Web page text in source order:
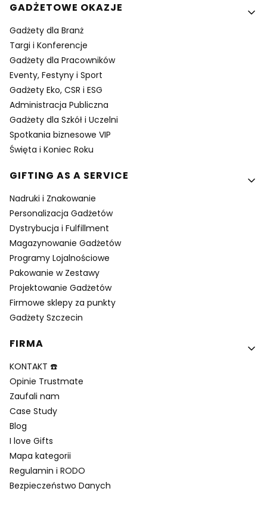
GADŻETOWE OKAZJE
Gadżety dla Branż
Targi i Konferencje
Gadżety dla Pracowników
Eventy, Festyny i Sport
Gadżety Eko, CSR i ESG
Administracja Publiczna
Gadżety dla Szkół i Uczelni
Spotkania biznesowe VIP
Święta i Koniec Roku
GIFTING AS A SERVICE
Nadruki i Znakowanie
Personalizacja Gadżetów
Dystrybucja i Fulfillment
Magazynowanie Gadżetów
Programy Lojalnościowe
Pakowanie w Zestawy
Projektowanie Gadżetów
Firmowe sklepy za punkty
Gadżety Szczecin
FIRMA
KONTAKT ☎️
Opinie Trustmate
Zaufali nam
Case Study
Blog
I love Gifts
Mapa kategorii
Regulamin i RODO
Bezpieczeństwo Danych